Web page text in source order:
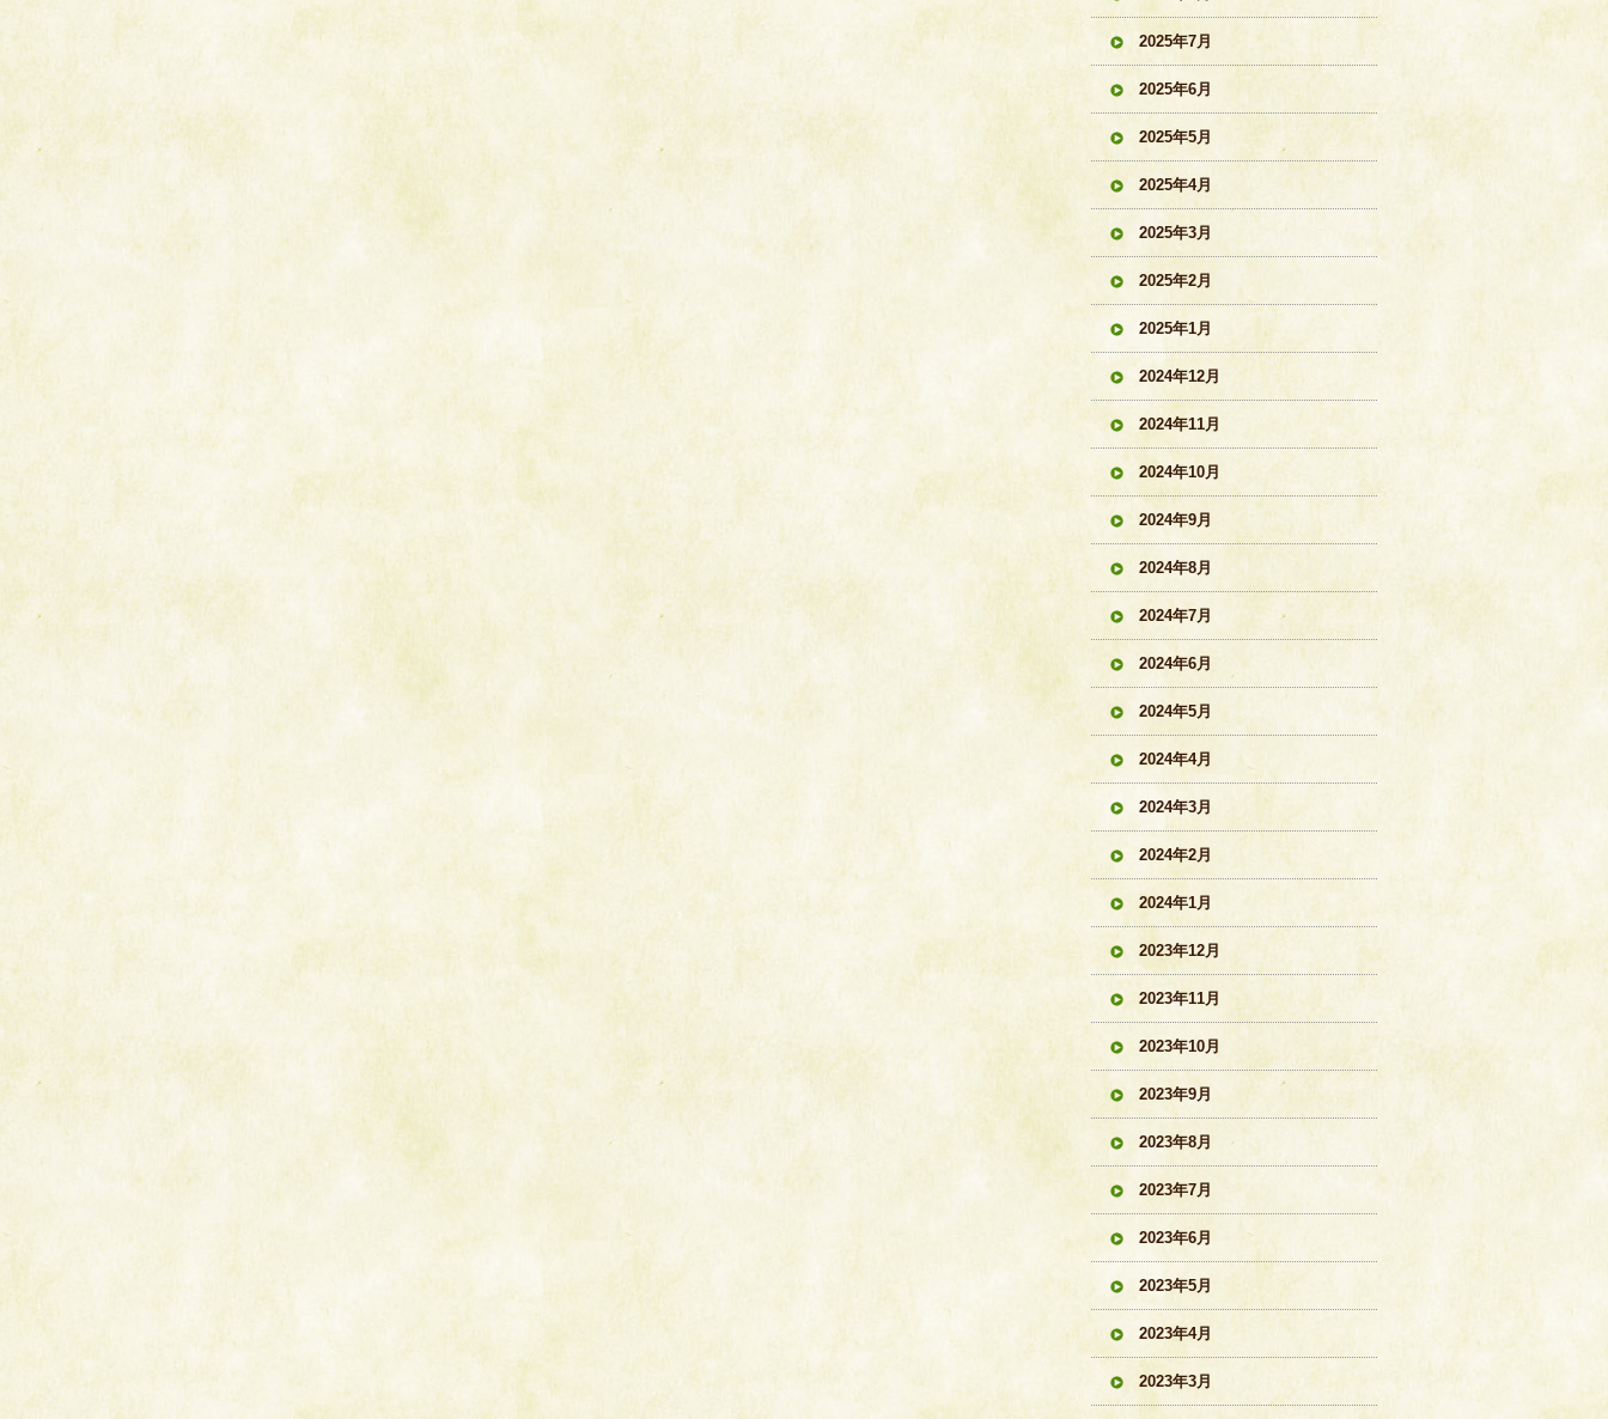
2025年7月
2025年6月
2025年5月
2025年4月
2025年3月
2025年2月
2025年1月
2024年12月
2024年11月
2024年10月
2024年9月
2024年8月
2024年7月
2024年6月
2024年5月
2024年4月
2024年3月
2024年2月
2024年1月
2023年12月
2023年11月
2023年10月
2023年9月
2023年8月
2023年7月
2023年6月
2023年5月
2023年4月
2023年3月